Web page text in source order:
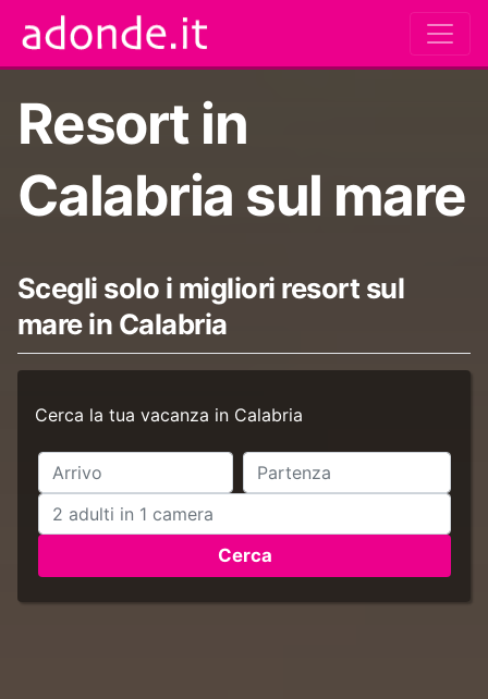
Resort in
Calabria sul mare
Scegli solo i migliori resort sul
mare in Calabria
Cerca la tua vacanza in Calabria
Cerca